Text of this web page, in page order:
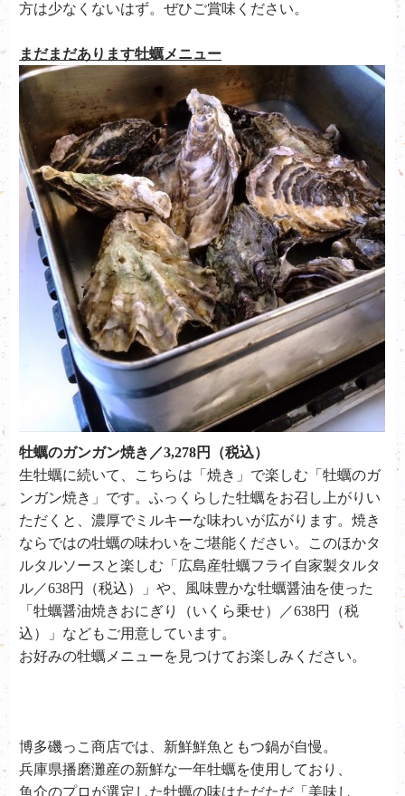
方は少なくないはず。ぜひご賞味ください。
まだまだあります牡蠣メニュー
牡蠣のガンガン焼き／3,278円（税込）
生牡蠣に続いて、こちらは「焼き」で楽しむ「牡蠣のガ
ンガン焼き」です。ふっくらした牡蠣をお召し上がりい
ただくと、濃厚でミルキーな味わいが広がります。焼き
ならではの牡蠣の味わいをご堪能ください。このほかタ
ルタルソースと楽しむ「広島産牡蠣フライ自家製タルタ
ル／638円（税込）」や、風味豊かな牡蠣醤油を使った
「牡蠣醤油焼きおにぎり（いくら乗せ）／638円（税
込）」などもご用意しています。
お好みの牡蠣メニューを見つけてお楽しみください。
博多磯っこ商店では、新鮮鮮魚ともつ鍋が自慢。
兵庫県播磨灘産の新鮮な一年牡蠣を使用しており、
魚介のプロが選定した牡蠣の味はただただ「美味し